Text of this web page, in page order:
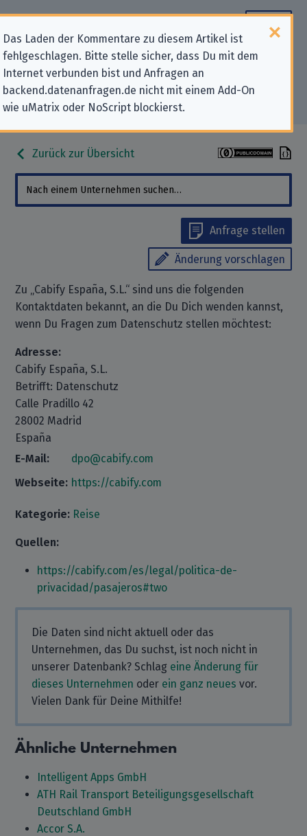
Das Laden der Kommentare zu diesem Artikel ist
fehlgeschlagen. Bitte stelle sicher, dass Du mit dem
Internet verbunden bist und Anfragen an
backend.datenanfragen.de nicht mit einem Add-On
wie uMatrix oder NoScript blockierst.
Datenschutz-Kontaktdaten für
„Cabify España, S.L.“
Zurück zur Übersicht
Anfrage stellen
Änderung vorschlagen
Zu „Cabify España, S.L.“ sind uns die folgenden
Kontaktdaten bekannt, an die Du Dich wenden kannst,
wenn Du Fragen zum Datenschutz stellen möchtest:
Adresse:
Cabify España, S.L.
Betrifft: Datenschutz
Calle Pradillo 42
28002 Madrid
España
E-Mail:
dpo@cabify.com
Webseite: https://cabify.com
Kategorie: Reise
Quellen:
https://cabify.com/es/legal/politica-de-
privacidad/pasajeros#two
Die Daten sind nicht aktuell oder das
Unternehmen, das Du suchst, ist noch nicht in
unserer Datenbank? Schlag eine Änderung für
dieses Unternehmen oder ein ganz neues vor.
Vielen Dank für Deine Mithilfe!
Ähnliche Unternehmen
Intelligent Apps GmbH
ATH Rail Transport Beteiligungsgesellschaft
Deutschland GmbH
Accor S.A.